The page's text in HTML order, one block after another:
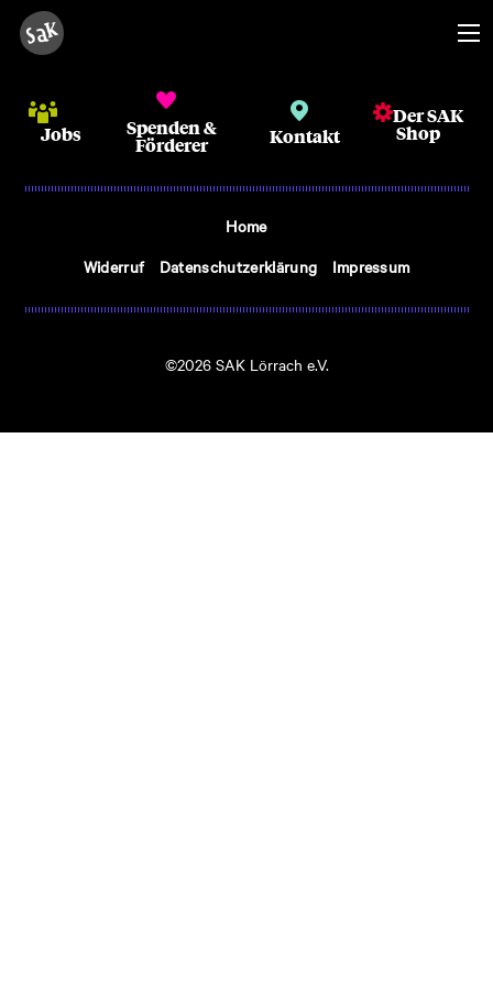
Jobs Spenden &
Förderer Kontakt
Der SAK
Shop
Home
Widerruf
Datenschutzerklärung Impressum
©2026 SAK Lörrach e.V.